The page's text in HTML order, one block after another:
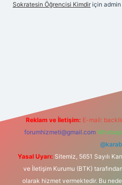
Sokratesin Öğrencisi Kimdir için admin
Reklam ve İletişim: E-mail:
forumhizmeti@gmail.com
Yasal Uyarı: Sitemiz, 5651 Sayılı
ve İletişim Kurumu (BTK)
olarak hizmet vermektedir. Bu